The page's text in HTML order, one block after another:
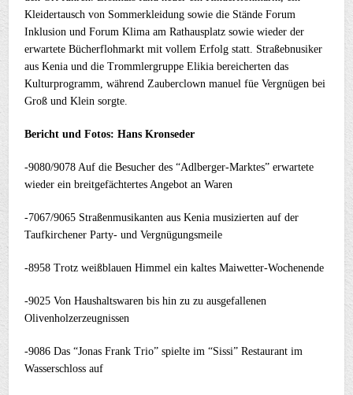
Kleidertausch von Sommerkleidung sowie die Stände Forum
Inklusion und Forum Klima am Rathausplatz sowie wieder der
erwartete Bücherflohmarkt mit vollem Erfolg statt. Straßebnusiker
aus Kenia und die Trommlergruppe Elikia bereicherten das
Kulturprogramm, während Zauberclown manuel füe Vergnügen bei
Groß und Klein sorgte.
Bericht und Fotos: Hans Kronseder
-9080/9078 Auf die Besucher des “Adlberger-Marktes” erwartete
wieder ein breitgefächtertes Angebot an Waren
-7067/9065 Straßenmusikanten aus Kenia musizierten auf der
Taufkirchener Party- und Vergnügungsmeile
-8958 Trotz weißblauen Himmel ein kaltes Maiwetter-Wochenende
-9025 Von Haushaltswaren bis hin zu zu ausgefallenen
Olivenholzerzeugnissen
-9086 Das “Jonas Frank Trio” spielte im “Sissi” Restaurant im
Wasserschloss auf